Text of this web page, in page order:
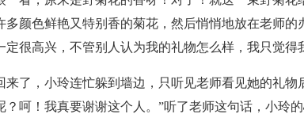
多颜色鲜艳又特别香的菊花，然后悄悄地放在老师的
定很高兴，不管别人认为我的礼物怎么样，我只觉得
来了，小玲连忙躲到墙边，只听见老师看见她的礼物
？呵！我真要谢谢这个人。”听了老师这句话，小玲